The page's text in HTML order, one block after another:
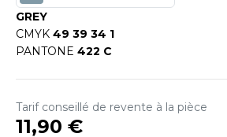
SERIE
GREY
CMYK 49 39 34 1
PANTONE 422 C
Tarif conseillé de revente à la pièce
11,90 €